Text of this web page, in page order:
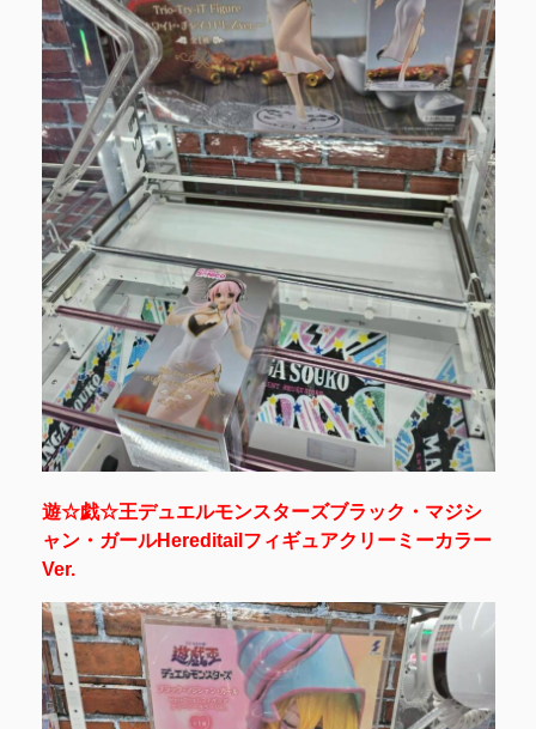
遊☆戯☆王デュエルモンスターズブラック・マジシ
ャン・ガールHereditailフィギュアクリーミーカラー
Ver.